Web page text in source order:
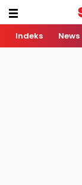
Indeks News